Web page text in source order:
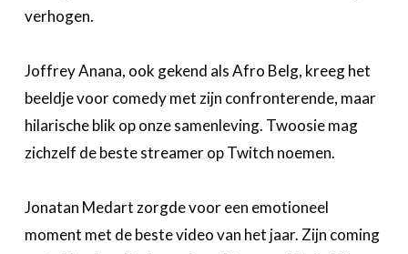
verhogen.
Joffrey Anana, ook gekend als Afro Belg, kreeg het
beeldje voor comedy met zijn confronterende, maar
hilarische blik op onze samenleving. Twoosie mag
zichzelf de beste streamer op Twitch noemen.
Jonatan Medart zorgde voor een emotioneel
moment met de beste video van het jaar. Zijn coming